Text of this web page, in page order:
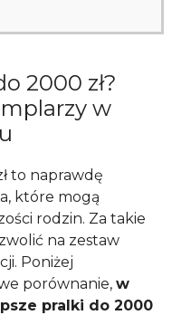
2000 zł?
w
to naprawdę
które mogą
rodzin. Za takie
na zestaw
Poniżej
porównanie, w
pralki do 2000